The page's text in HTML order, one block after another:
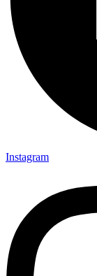
Instagram